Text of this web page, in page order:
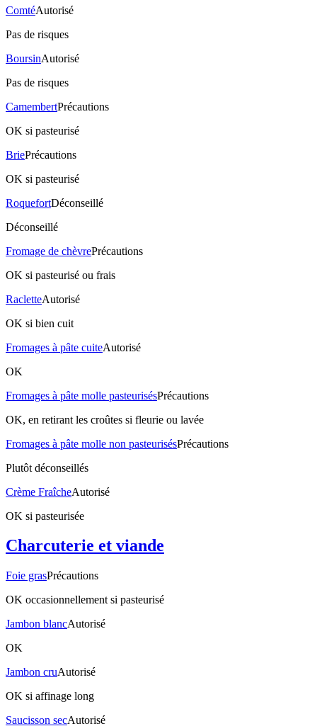
ComtéAutorisé
Pas de risques
BoursinAutorisé
Pas de risques
CamembertPrécautions
OK si pasteurisé
BriePrécautions
OK si pasteurisé
RoquefortDéconseillé
Déconseillé
Fromage de chèvrePrécautions
OK si pasteurisé ou frais
RacletteAutorisé
OK si bien cuit
Fromages à pâte cuiteAutorisé
OK
Fromages à pâte molle pasteurisésPrécautions
OK, en retirant les croûtes si fleurie ou lavée
Fromages à pâte molle non pasteurisésPrécautions
Plutôt déconseillés
Crème FraîcheAutorisé
OK si pasteurisée
Charcuterie et viande
Foie grasPrécautions
OK occasionnellement si pasteurisé
Jambon blancAutorisé
OK
Jambon cruAutorisé
OK si affinage long
Saucisson secAutorisé